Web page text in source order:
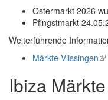
Ostermarkt 2026
Pfingstmarkt
Weiterführende
Märkte Vlissingen(link
Ibiza